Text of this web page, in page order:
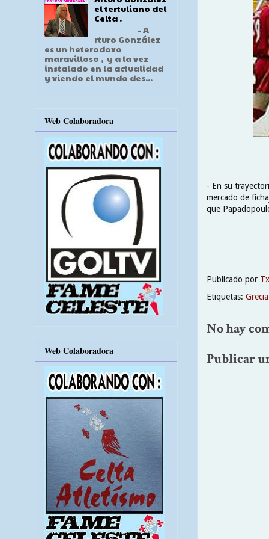
- En su
mercado de
que
Publicado por
Etiquetas: Grecia
No hay
Publicar
el tertuliano del
Celta .
- A
rturo González
es un heterodoxo
maravilloso , y a la vez
instalado en la actualidad
y viendo el mundo des...
Web Colaboradora
Web Colaboradora